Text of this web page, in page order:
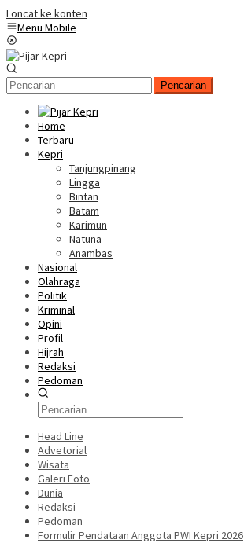
Loncat ke konten
Menu Mobile
Pencarian
Home
Terbaru
Kepri
Tanjungpinang
Lingga
Bintan
Batam
Karimun
Natuna
Anambas
Nasional
Olahraga
Politik
Kriminal
Opini
Profil
Hijrah
Redaksi
Pedoman
Head Line
Advetorial
Wisata
Galeri Foto
Dunia
Redaksi
Pedoman
Formulir Pendataan Anggota PWI Kepri 2026